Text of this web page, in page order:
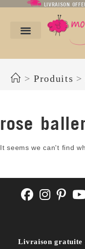
LIVRAISON
> Produits >
rose
It seems we can't find
Livraison gratuite